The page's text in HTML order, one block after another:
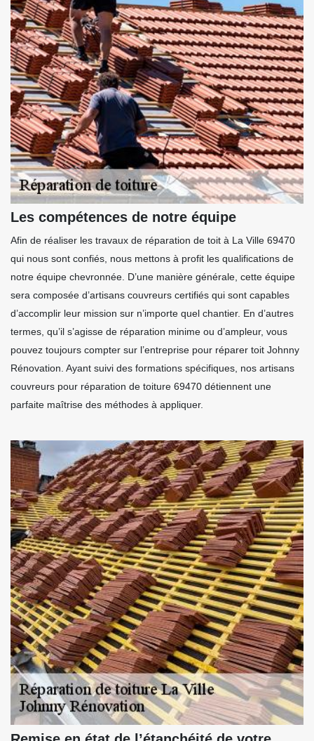
Les compétences de notre équipe
Afin de réaliser les travaux de réparation de toit à La Ville 69470
qui nous sont confiés, nous mettons à profit les qualifications de
notre équipe chevronnée. D’une manière générale, cette équipe
sera composée d’artisans couvreurs certifiés qui sont capables
d’accomplir leur mission sur n’importe quel chantier. En d’autres
termes, qu’il s’agisse de réparation minime ou d’ampleur, vous
pouvez toujours compter sur l’entreprise pour réparer toit Johnny
Rénovation. Ayant suivi des formations spécifiques, nos artisans
couvreurs pour réparation de toiture 69470 détiennent une
parfaite maîtrise des méthodes à appliquer.